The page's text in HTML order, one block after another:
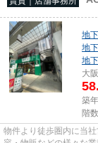
地
地
地
大
築
階
物件より徒歩圏内に当